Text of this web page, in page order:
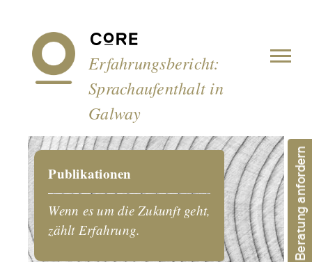
Erfahrungsbericht:
Sprachaufenthalt in
Galway
Publikationen
Wenn es um die Zukunft geht,
zählt Erfahrung.
Beratung anfordern